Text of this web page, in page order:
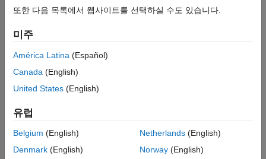
AVEVA PI 서버 액세스
MQTT 프로토콜 통신
프로토콜을 통해 Modbus 인터페이스를 지원합니다. 이
조절기와의 통신, 스테퍼 모터 제어, DSP로의 데이터 전송, PAC
제어기로부터의 대용량 메모리 읽기, Modbus 프로브의 온도 및
modbus함수를 사용하여 Modbus 인터페이스 객체를 생성하고,
온도 센서에서 온도 읽기
항목을 참조하십시오.
또한 다음 목록에서 웹사이트를 선택하실 수도 있습니다.
미주
América Latina (Español)
Canada (English)
United States (English)
유럽
Belgium (English)
Denmark (English)
Netherlands(English)
Norway(English)